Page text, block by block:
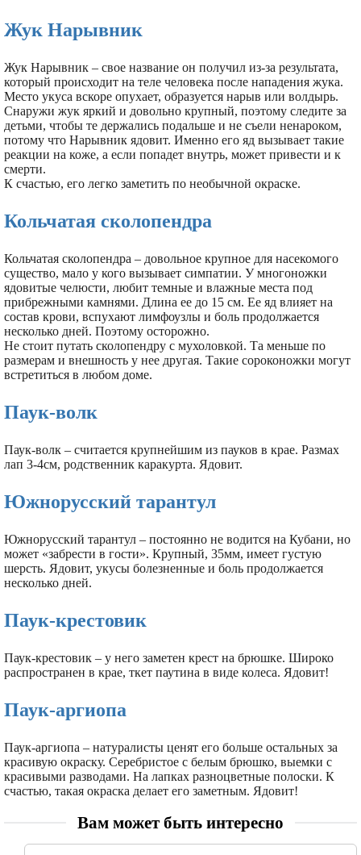
Жук Нарывник
Жук Нарывник – свое название он получил из-за результата,
который происходит на теле человека после нападения жука.
Место укуса вскоре опухает, образуется нарыв или волдырь.
Снаружи жук яркий и довольно крупный, поэтому следите за
детьми, чтобы те держались подальше и не съели ненароком,
потому что Нарывник ядовит. Именно его яд вызывает такие
реакции на коже, а если попадет внутрь, может привести и к
смерти.
К счастью, его легко заметить по необычной окраске.
Кольчатая сколопендра
Кольчатая сколопендра – довольное крупное для насекомого
существо, мало у кого вызывает симпатии. У многоножки
ядовитые челюсти, любит темные и влажные места под
прибрежными камнями. Длина ее до 15 см. Ее яд влияет на
состав крови, вспухают лимфоузлы и боль продолжается
несколько дней. Поэтому осторожно.
Не стоит путать сколопендру с мухоловкой. Та меньше по
размерам и внешность у нее другая. Такие сороконожки могут
встретиться в любом доме.
Паук-волк
Паук-волк – считается крупнейшим из пауков в крае. Размах
лап 3-4см, родственник каракурта. Ядовит.
Южнорусский тарантул
Южнорусский тарантул – постоянно не водится на Кубани, но
может «забрести в гости». Крупный, 35мм, имеет густую
шерсть. Ядовит, укусы болезненные и боль продолжается
несколько дней.
Паук-крестовик
Паук-крестовик – у него заметен крест на брюшке. Широко
распространен в крае, ткет паутина в виде колеса. Ядовит!
Паук-аргиопа
Паук-аргиопа – натуралисты ценят его больше остальных за
красивую окраску. Серебристое с белым брюшко, выемки с
красивыми разводами. На лапках разноцветные полоски. К
счастью, такая окраска делает его заметным. Ядовит!
Вам может быть интересно